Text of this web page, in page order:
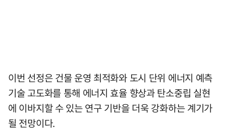
이번 선정은 건물 운영 최적화와 도시 단위 에너지 예측
기술 고도화를 통해 에너지 효율 향상과 탄소중립 실현
에 이바지할 수 있는 연구 기반을 더욱 강화하는 계기가
될 전망이다.